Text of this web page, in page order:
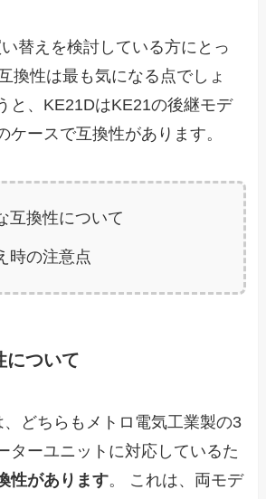
替えを検討している方にとっ
換性は最も気になる点でしょ
と、KE21DはKE21の後継モデ
ケースで互換性があります。
互換性について
時の注意点
について
どちらもメトロ電気工業製の3
ターユニットに対応しているた
性があります。 これは、両モデ